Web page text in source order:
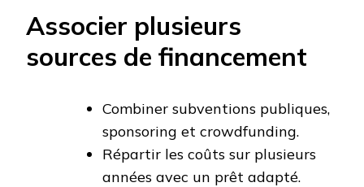
Associer plusieurs
sources de financement
Combiner subventions publiques,
sponsoring et crowdfunding.
Répartir les coûts sur plusieurs
années avec un prêt adapté.